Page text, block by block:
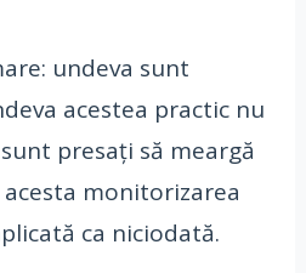
undeva sunt
acestea practic nu
presați să meargă
monitorizarea
ca niciodată.